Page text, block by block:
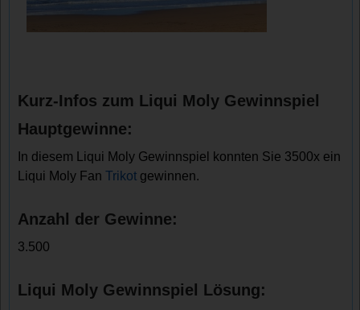
Kurz-Infos zum Liqui Moly Gewinnspiel
Hauptgewinne:
In diesem Liqui Moly Gewinnspiel konnten Sie 3500x ein
Liqui Moly FanTrikot gewinnen.
Anzahl der Gewinne:
3.500
Liqui Moly Gewinnspiel Lösung: